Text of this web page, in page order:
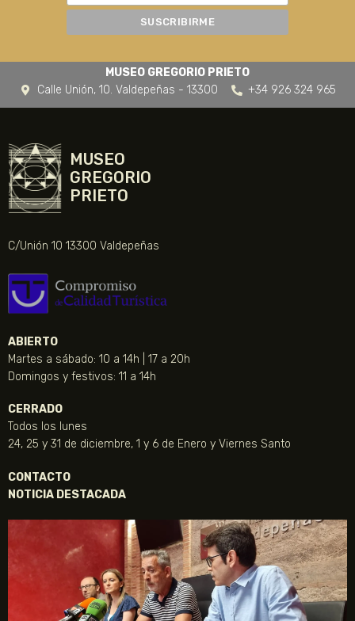
MUSEO GREGORIO PRIETO
Calle Unión, 10. Valdepeñas - 13300
+34 926 324 965
MUSEO
GREGORIO
PRIETO
C/Unión 10 13300 Valdepeñas
ABIERTO
Martes a sábado: 10 a 14h | 17 a 20h
Domingos y festivos: 11 a 14h
CERRADO
Todos los lunes
24, 25 y 31 de diciembre, 1 y 6 de Enero y Viernes Santo
CONTACTO
NOTICIA DESTACADA